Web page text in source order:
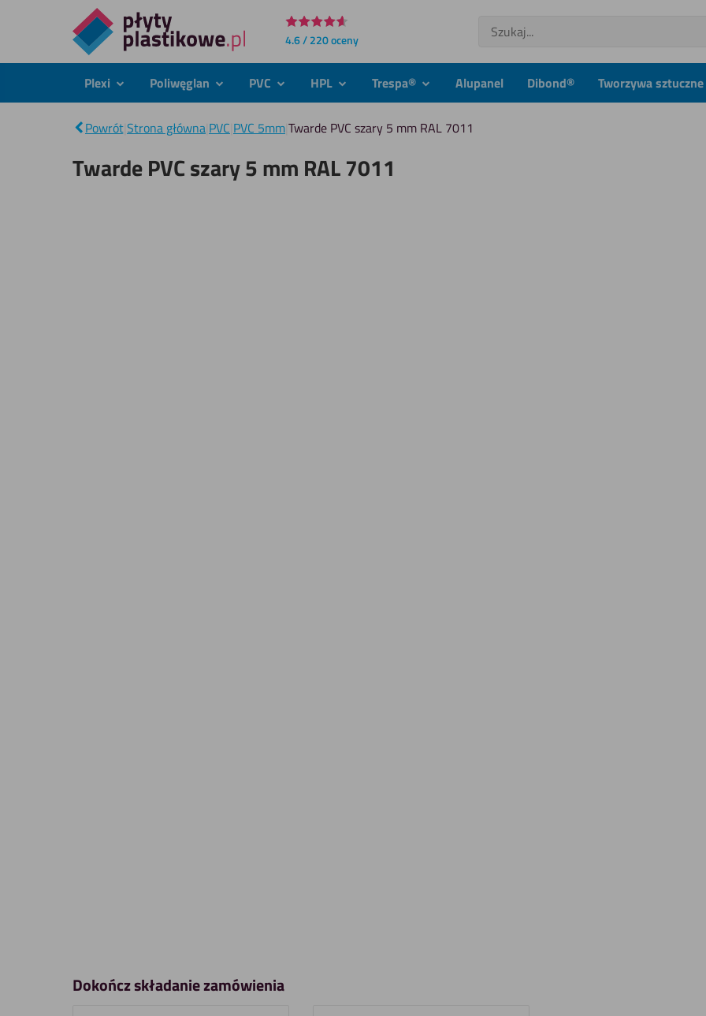
Bezpośrednio
do
4.6 / 220 oceny
Szukaj
Plexi podmenuPoliwęglan podmenuPVC podmenuHPL podmenuTrespa® podmenuAlupanel Dibond® Tworzywa
PowrótStrona główna PVC PVC 5mmTwarde PVC szary 5 mm RAL 7011
Twarde PVC szary 5 mm RAL 7011
Dokończ składanie zamówienia